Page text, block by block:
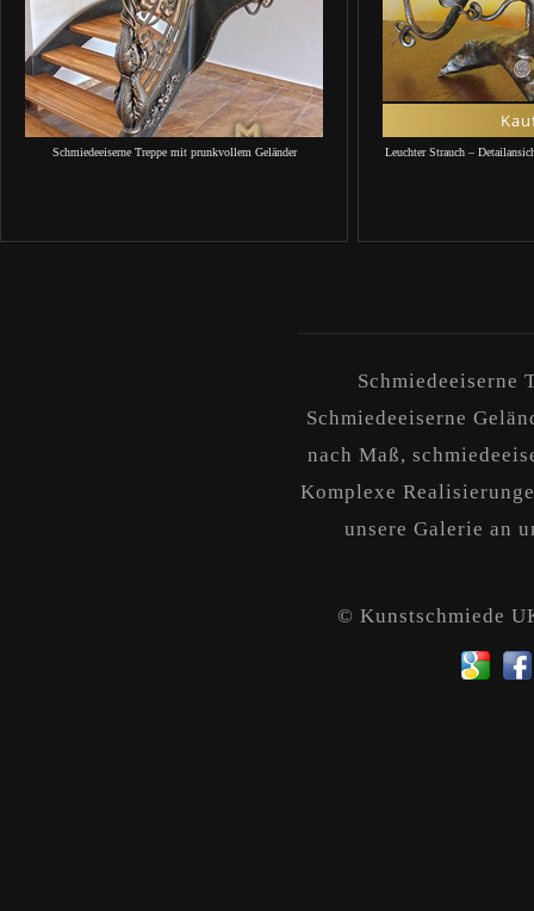
Schmiedeeiserne Treppe mit prunkvollem Geländer Leuchter Strauch –
Schmiedeeiserne
Schmiedeeiserne
nach Maß,
Komplexe
unsere Galerie an
© Kunstschmiede